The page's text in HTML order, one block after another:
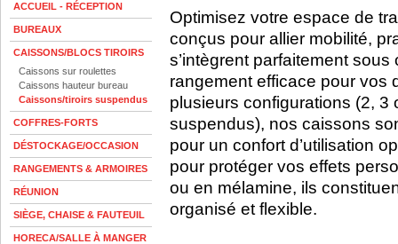
ACCUEIL - RÉCEPTION
BUREAUX
CAISSONS/BLOCS TIROIRS
Caissons sur roulettes
Caissons hauteur bureau
Caissons/tiroirs suspendus
COFFRES-FORTS
DÉSTOCKAGE/OCCASION
RANGEMENTS & ARMOIRES
RÉUNION
SIÈGE, CHAISE & FAUTEUIL
HORECA/SALLE À MANGER
Optimisez votre espace de
conçus pour allier mobilité,
s’intègrent parfaitement
rangement efficace pour vos
plusieurs configurations (2, 3
suspendus), nos caissons
pour un confort d’utilisation
pour protéger vos effets
ou en mélamine, ils
organisé et flexible.